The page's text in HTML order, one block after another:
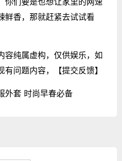
鲜香，那就赶紧去试试看
容纯属虚构，仅供娱乐，如
问题内容，
【提交反馈】
外套 时尚早春必备